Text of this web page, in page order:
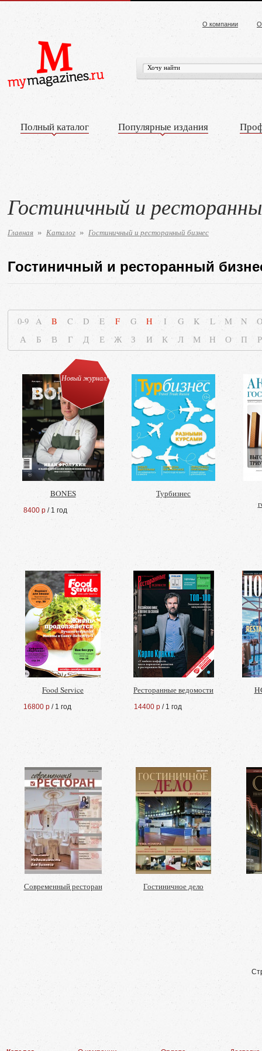
О компании
Полный каталог Популярные издания
Гостиничный и
Главная » Каталог » Гостиничный и ресторанный бизнес
Гостиничный и ресторанный
0-9 A B C D E F G H I G K L M N
А
Б В Г Д Е Ж З И К Л М Н О П Р
Новый журнал!
BONES
8400 р / 1 год
Турбизнес
Food Service
16800 р / 1 год
Ресторанные ведомости
14400 р / 1 год
Современный ресторан Гостиничное дело